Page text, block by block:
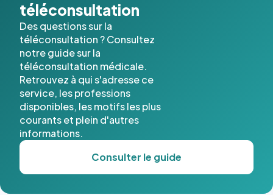
téléconsultation
Des questions sur la
téléconsultation ? Consultez
notre guide sur la
téléconsultation médicale.
Retrouvez à qui s'adresse ce
service, les professions
disponibles, les motifs les plus
courants et plein d'autres
informations.
Consulter le guide